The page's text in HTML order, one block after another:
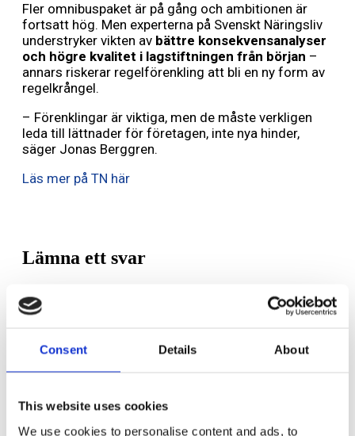
Consent Details About
This website uses cookies
We use cookies to personalise content and ads, to
Fler omnibuspaket är på gång och ambitionen är
fortsatt hög. Men experterna på Svenskt Näringsliv
understryker vikten av bättre konsekvensanalyser
och högre kvalitet i lagstiftningen från början –
annars riskerar regelförenkling att bli en ny form av
regelkrångel.
– Förenklingar är viktiga, men de måste verkligen
leda till lättnader för företagen, inte nya hinder,
säger Jonas Berggren.
Läs mer på TN här
Lämna ett svar
märkta